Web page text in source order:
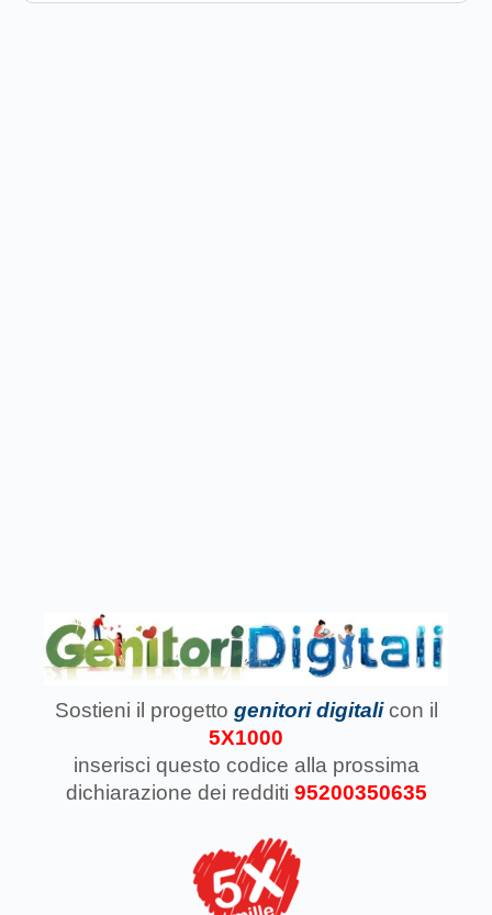
Sostieni il progetto genitori digitali con il
5X1000
inserisci questo codice alla prossima
dichiarazione dei redditi 95200350635